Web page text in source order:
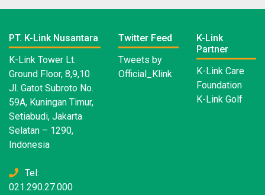
PT. K-Link Nusantara
K-Link Tower Lt.
Ground Floor, 8,9,10
Jl. Gatot Subroto No.
59A, Kuningan Timur,
Setiabudi, Jakarta
Selatan – 1290,
Indonesia
Tel:
021.290.27.000
Twitter Feed
Tweets by
Official_Klink
K-Link
Partner
K-Link Care
Foundation
K-Link Golf